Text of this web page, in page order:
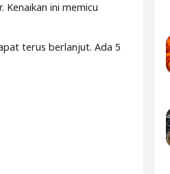
ini memicu
terus berlanjut. Ada 5